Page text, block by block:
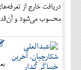
دریافت خارج از
محسوب می‌شود و